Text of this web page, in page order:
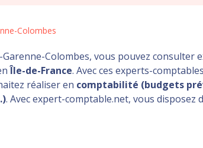
Colombes
Colombes, vous pouvez consulter
Île-de-France. Avec ces experts-
réaliser en comptabilité (budgets
. Avec expert-comptable.net, vous disposez